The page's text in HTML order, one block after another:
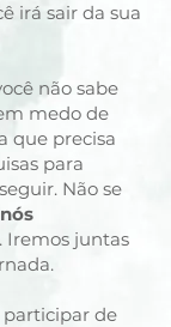
irá sair da sua
não sabe
medo de
que precisa
para
Não se
nós
. Iremos juntas
participar de